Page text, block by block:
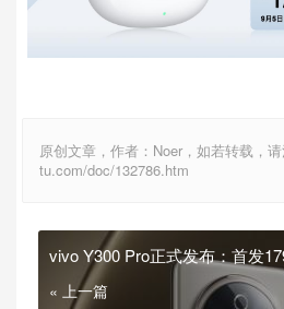
原创文章，作者：Noer，如若转载，
tu.com/doc/132786.htm
vivo Y300 Pro正式发布：首发
« 上一篇